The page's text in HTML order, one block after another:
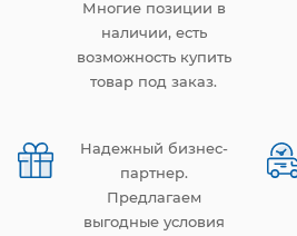
Многие позиции в
наличии, есть
возможность купить
товар под заказ.
Надежный бизнес-
партнер.
Предлагаем
выгодные условия